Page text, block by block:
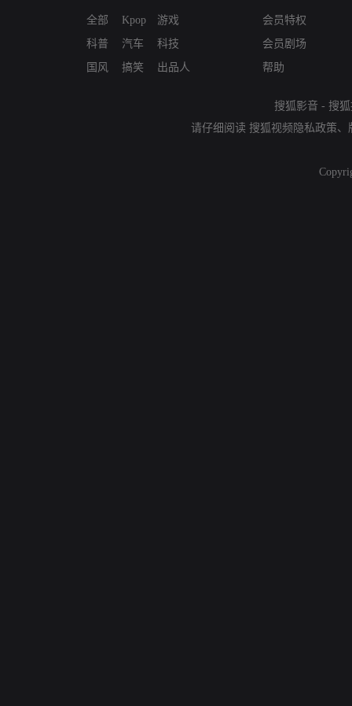
全部
科普
国风
Kpop
汽车
搞笑
游戏
科技
出品人
会员特权
会员剧场
帮助
搜狐影音 - 搜
请仔细阅读 搜狐视频隐私政策、